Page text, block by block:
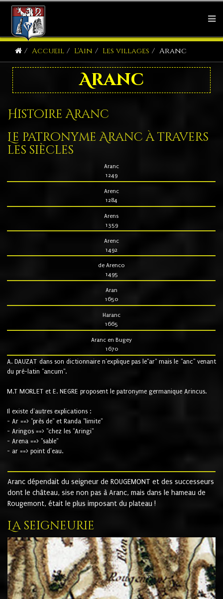
Accueil L'Ain Les villages Aranc
Aranc
Histoire Aranc
Le patronyme Aranc à travers
les siècles
Aranc
1249
Arenc
1284
Arens
1359
Arenc
1492
de Arenco
1495
Aran
1650
Haranc
1665
Aranc en Bugey
1670
A. DAUZAT dans son dictionnaire n'explique pas le"ar" mais le "anc" venant
du pré-latin "ancum".
M.T MORLET et E. NEGRE proposent le patronyme germanique Arincus.
Il existe d'autres explications :
- Ar ==> "près de" et Randa "limite"
- Aringos ==> "chez les "Aringi"
- Arena ==> "sable"
- ar ==> point d'eau.
Aranc dépendait du seigneur de ROUGEMONT et des successeurs
dont le château, sise non pas à Aranc, mais dans le hameau de
Rougemont, était le plus imposant du plateau !
La seigneurie